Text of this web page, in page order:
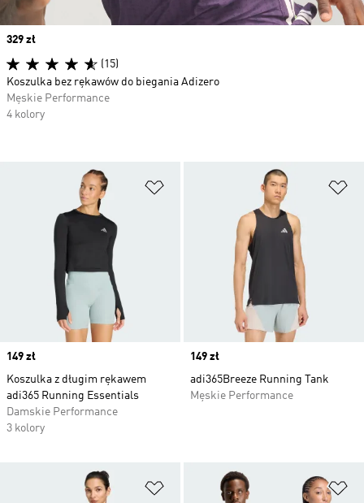
Dodaj do listy życzeń
Price
149 zł
Koszulka z długim rękawem
adi365 Running Essentials
Damskie Performance
3 kolory
Price
149 zł
adi365Breeze Running Tank
Męskie Performance
Dodaj do listy życzeń
Price
329 zł
(15)
Koszulka bez rękawów do biegania Adizero
Męskie Performance
4 kolory